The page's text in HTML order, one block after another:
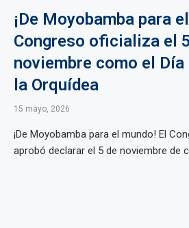
¡De Moyobamba para
Congreso oficializa el
noviembre como el
la Orquídea
15 mayo, 2026
¡De Moyobamba para el mundo! El
aprobó declarar el 5 de noviembre de